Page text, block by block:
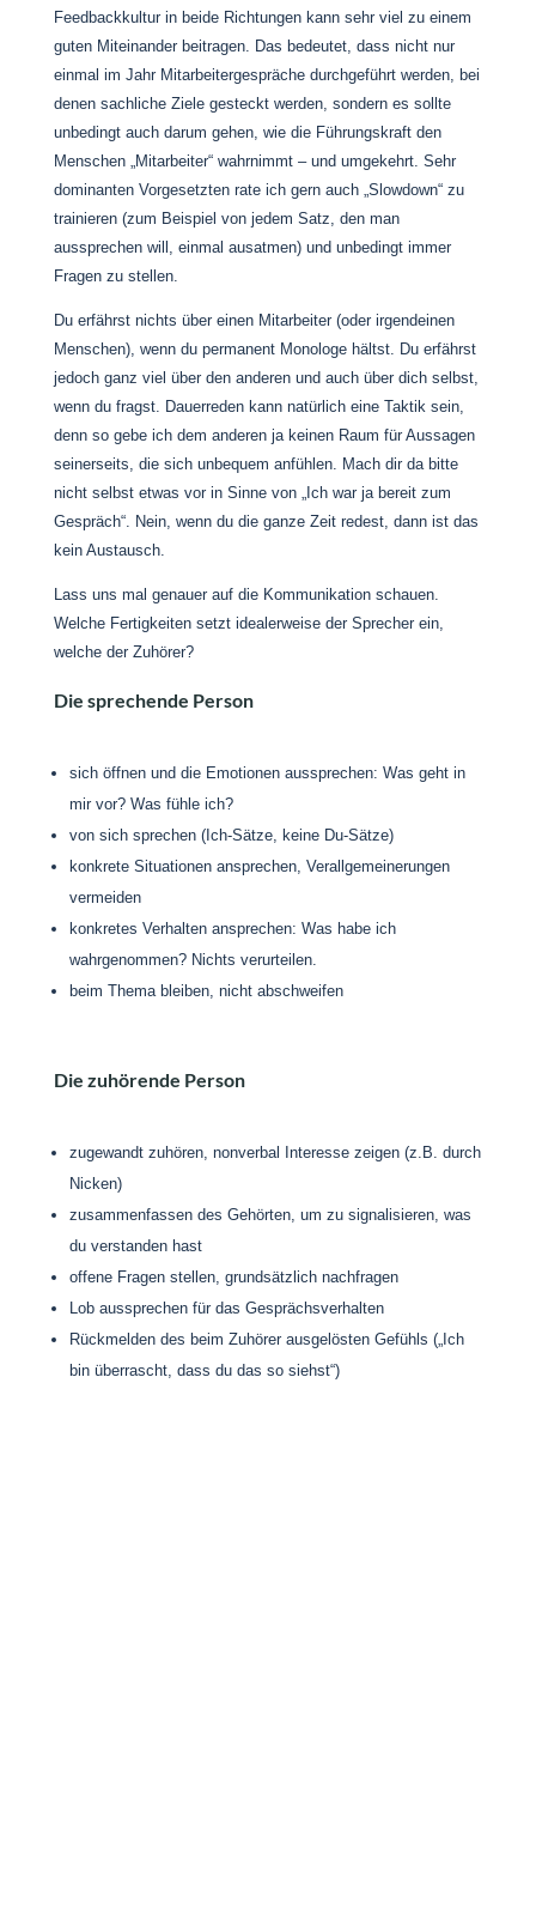
Feedbackkultur in beide Richtungen kann sehr viel zu einem
guten Miteinander beitragen. Das bedeutet, dass nicht nur
einmal im Jahr Mitarbeitergespräche durchgeführt werden, bei
denen sachliche Ziele gesteckt werden, sondern es sollte
unbedingt auch darum gehen, wie die Führungskraft den
Menschen „Mitarbeiter“ wahrnimmt – und umgekehrt. Sehr
dominanten Vorgesetzten rate ich gern auch „Slowdown“ zu
trainieren (zum Beispiel von jedem Satz, den man
aussprechen will, einmal ausatmen) und unbedingt immer
Fragen zu stellen.
Du erfährst nichts über einen Mitarbeiter (oder irgendeinen
Menschen), wenn du permanent Monologe hältst. Du erfährst
jedoch ganz viel über den anderen und auch über dich selbst,
wenn du fragst. Dauerreden kann natürlich eine Taktik sein,
denn so gebe ich dem anderen ja keinen Raum für Aussagen
seinerseits, die sich unbequem anfühlen. Mach dir da bitte
nicht selbst etwas vor in Sinne von „Ich war ja bereit zum
Gespräch“. Nein, wenn du die ganze Zeit redest, dann ist das
kein Austausch.
Lass uns mal genauer auf die Kommunikation schauen.
Welche Fertigkeiten setzt idealerweise der Sprecher ein,
welche der Zuhörer?
Die sprechende Person
sich öffnen und die Emotionen aussprechen: Was geht in
mir vor? Was fühle ich?
von sich sprechen (Ich-Sätze, keine Du-Sätze)
konkrete Situationen ansprechen, Verallgemeinerungen
vermeiden
konkretes Verhalten ansprechen: Was habe ich
wahrgenommen? Nichts verurteilen.
beim Thema bleiben, nicht abschweifen
Die zuhörende Person
zugewandt zuhören, nonverbal Interesse zeigen (z.B. durch
Nicken)
zusammenfassen des Gehörten, um zu signalisieren, was
du verstanden hast
offene Fragen stellen, grundsätzlich nachfragen
Lob aussprechen für das Gesprächsverhalten
Rückmelden des beim Zuhörer ausgelösten Gefühls („Ich
bin überrascht, dass du das so siehst“)